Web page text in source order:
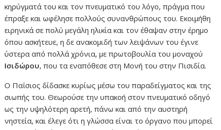
κηρύγματά του και τον πνευματικό του λόγο, πράγμα που
έπραξε και ωφέλησε πολλούς συνανθρώπους του. Εκοιμήθη
ειρηνικά σε πολύ μεγάλη ηλικία και τον έθαψαν στην έρημο
όπου ασκήτευε, η δε ανακομιδή των λειψάνων του έγινε
ύστερα από πολλά χρόνια, με πρωτοβουλία του μοναχού
Ισιδώρου, που τα εναπόθεσε στη Μονή του στην Πισιδία.
Ο Παΐσιος δίδασκε κυρίως μέσω του παραδείγματος και της
σιωπής του. Θεωρούσε την υπακοή στον πνευματικό οδηγό
ως την υψηλότερη αρετή, πάνω και από την αυστηρή
νηστεία, και έλεγε ότι η γλώσσα είναι το όργανο που μπορεί